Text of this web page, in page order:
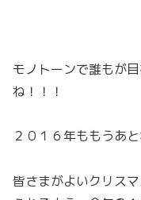
モノトーンで誰もが
ね！！！
２０１６年ももうあと
皆さまがよいクリス